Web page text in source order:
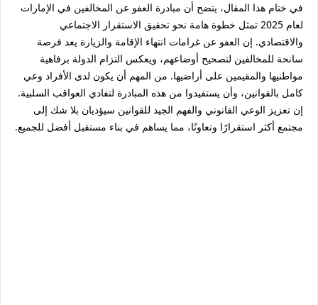
في ختام هذا المقال، يتضح أن مبادرة العفو عن المخالفين في الإمارات
لعام 2025 تمثل خطوة هامة نحو تحقيق الاستقرار الاجتماعي
والاقتصادي. إن العفو عن غرامات انتهاء الإقامة والزيارة يعد فرصة
سانحة للمخالفين لتصحيح أوضاعهم، ويعكس التزام الدولة برفاهية
مواطنيها والمقيمين على أراضيها. من المهم أن يكون لدى الأفراد وعي
كامل بالقوانين، وأن يستفيدوا من هذه المبادرة لتفادي العواقب السلبية.
إن تعزيز الوعي القانوني والفهم الجيد للقوانين سيؤديان بلا شك إلى
مجتمع أكثر استقرارًا وتعاونًا، مما يساهم في بناء مستقبل أفضل للجميع.